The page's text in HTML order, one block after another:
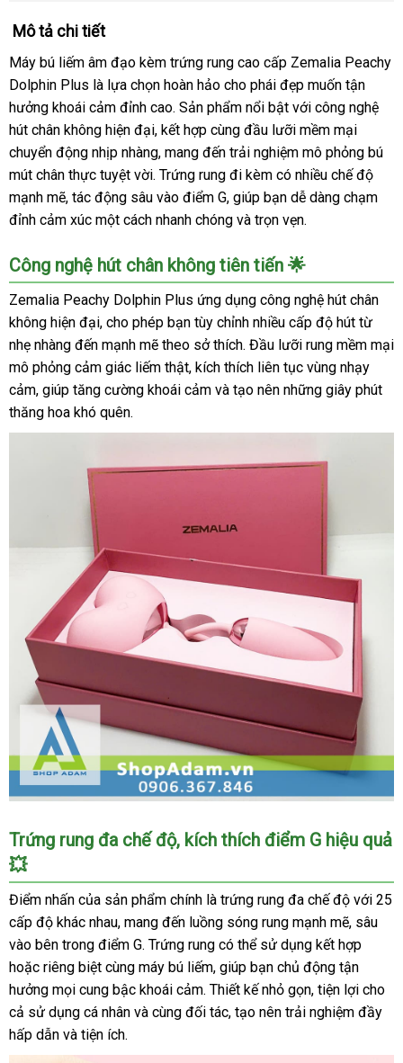
Mô tả chi tiết
Máy bú liếm âm đạo kèm trứng rung cao cấp Zemalia Peachy
Dolphin Plus là lựa chọn hoàn hảo cho phái đẹp muốn tận
hưởng khoái cảm đỉnh cao. Sản phẩm nổi bật với công nghệ
hút chân không hiện đại, kết hợp cùng đầu lưỡi mềm mại
chuyển động nhịp nhàng, mang đến trải nghiệm mô phỏng bú
mút chân thực tuyệt vời. Trứng rung đi kèm có nhiều chế độ
mạnh mẽ, tác động sâu vào điểm G, giúp bạn dễ dàng chạm
đỉnh cảm xúc một cách nhanh chóng và trọn vẹn.
Công nghệ hút chân không tiên tiến 🌟
Zemalia Peachy Dolphin Plus ứng dụng công nghệ hút chân
không hiện đại, cho phép bạn tùy chỉnh nhiều cấp độ hút từ
nhẹ nhàng đến mạnh mẽ theo sở thích. Đầu lưỡi rung mềm mại
mô phỏng cảm giác liếm thật, kích thích liên tục vùng nhạy
cảm, giúp tăng cường khoái cảm và tạo nên những giây phút
thăng hoa khó quên.
Máy
bú
liếm
âm
đạo
Zemalia
Peachy
Dolphin
Plus
trứng
rung
siêu
Trứng rung đa chế độ, kích thích điểm G hiệu quả
💥
Điểm nhấn của sản phẩm chính là trứng rung đa chế độ với 25
cấp độ khác nhau, mang đến luồng sóng rung mạnh mẽ, sâu
vào bên trong điểm G. Trứng rung có thể sử dụng kết hợp
hoặc riêng biệt cùng máy bú liếm, giúp bạn chủ động tận
hưởng mọi cung bậc khoái cảm. Thiết kế nhỏ gọn, tiện lợi cho
cả sử dụng cá nhân và cùng đối tác, tạo nên trải nghiệm đầy
hấp dẫn và tiện ích.